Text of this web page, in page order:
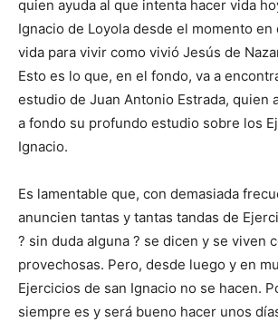
quien ayuda al que intenta hacer vida
Ignacio de Loyola desde el momento
vida para vivir como vivió Jesús de
Esto es lo que, en el fondo, va a
estudio de Juan Antonio Estrada, quien
a fondo su profundo estudio sobre los
Ignacio.
Es lamentable que, con demasiada
anuncien tantas y tantas tandas de
? sin duda alguna ? se dicen y se viven
provechosas. Pero, desde luego y en
Ejercicios de san Ignacio no se hacen.
siempre es y será bueno hacer unos